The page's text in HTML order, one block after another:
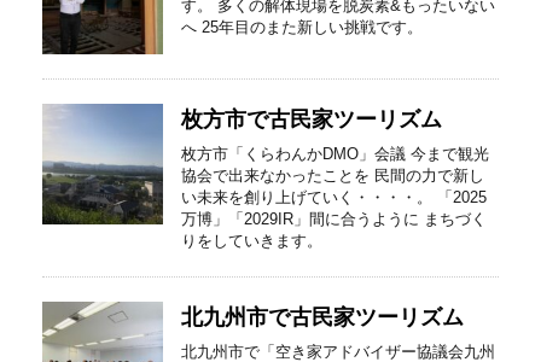
す。 多くの解体現場を脱炭素&もったいない
へ 25年目のまた新しい挑戦です。
枚方市で古民家ツーリズム
枚方市「くらわんかDMO」会議 今まで観光
協会で出来なかったことを 民間の力で新し
い未来を創り上げていく・・・・。 「2025
万博」「2029IR」間に合うように まちづく
りをしていきます。
北九州市で古民家ツーリズム
北九州市で「空き家アドバイザー協議会九州